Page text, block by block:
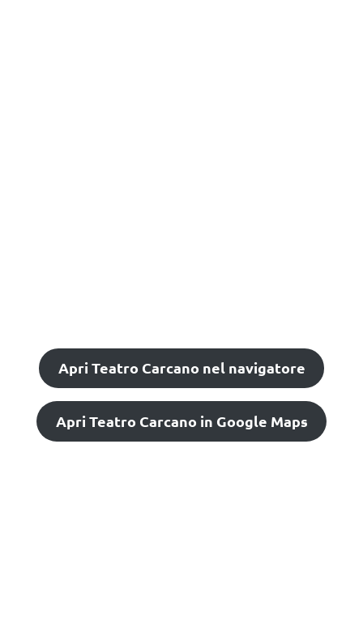
Apri Teatro Carcano nel navigatore
Apri Teatro Carcano in Google Maps